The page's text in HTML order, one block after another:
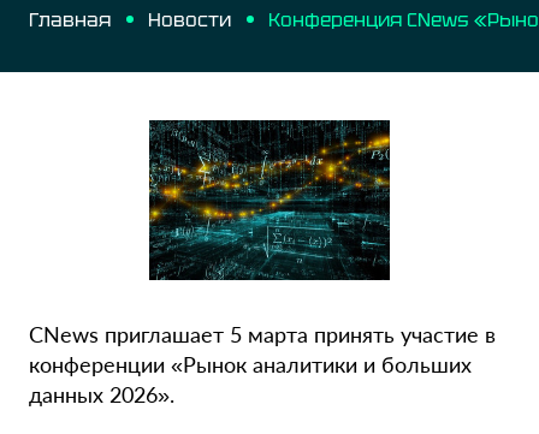
Главная Новости
CNews приглашает 5 марта принять участие в
конференции «Рынок аналитики и больших
данных 2026».